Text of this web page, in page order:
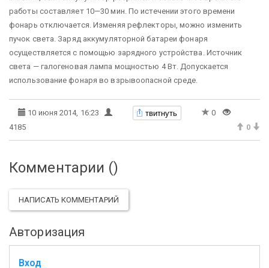
работы составляет 10—30 мин. По истечении этого времени
фонарь отключается. Изменяя рефлекторы, можно изменить
пучок света. Заряд аккумуляторной батареи фонаря
осуществляется с помощью зарядного устройства. Источник
света — галогеновая лампа мощностью 4 Вт. Допускается
использование фонаря во взрывоопасной среде.
10 июня 2014, 16:23 твитнуть
0
4185
0
Комментарии ()
НАПИСАТЬ КОММЕНТАРИЙ
Авторизация
Вход